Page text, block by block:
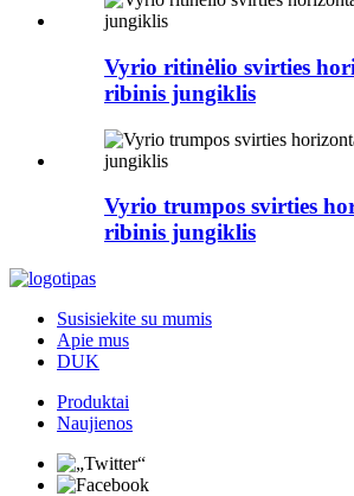
Vyrio ritinėlio svirties
ribinis jungiklis
Vyrio trumpos svirties
ribinis jungiklis
Susisiekite su mumis
Apie mus
DUK
Produktai
Naujienos